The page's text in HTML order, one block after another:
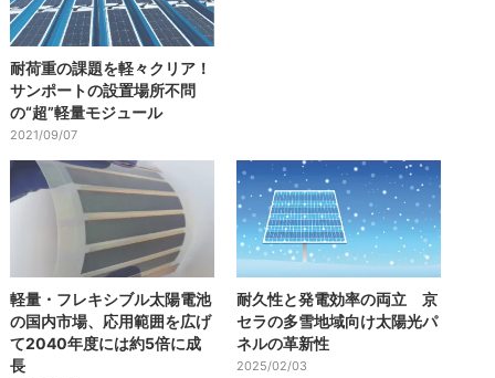
耐荷重の課題を軽々クリア！
サンポートの設置場所不問
の“超”軽量モジュール
2021/09/07
軽量・フレキシブル太陽電池
の国内市場、応用範囲を広げ
て2040年度には約5倍に成
長
耐久性と発電効率の両立 京
セラの多雪地域向け太陽光パ
ネルの革新性
2025/02/03